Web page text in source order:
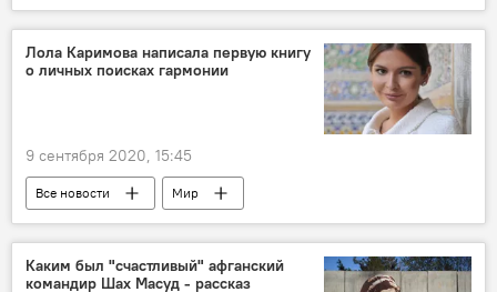
доллар
сбережения курсы валют
Лола Каримова написала первую книгу
о личных поисках гармонии
9 сентября 2020, 15:45
Все новости Мир
Каким был "счастливый" афганский
командир Шах Масуд - рассказ